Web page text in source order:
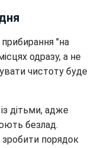
"на
одразу, а не
чистоту буде
дітьми, адже
безлад.
порядок